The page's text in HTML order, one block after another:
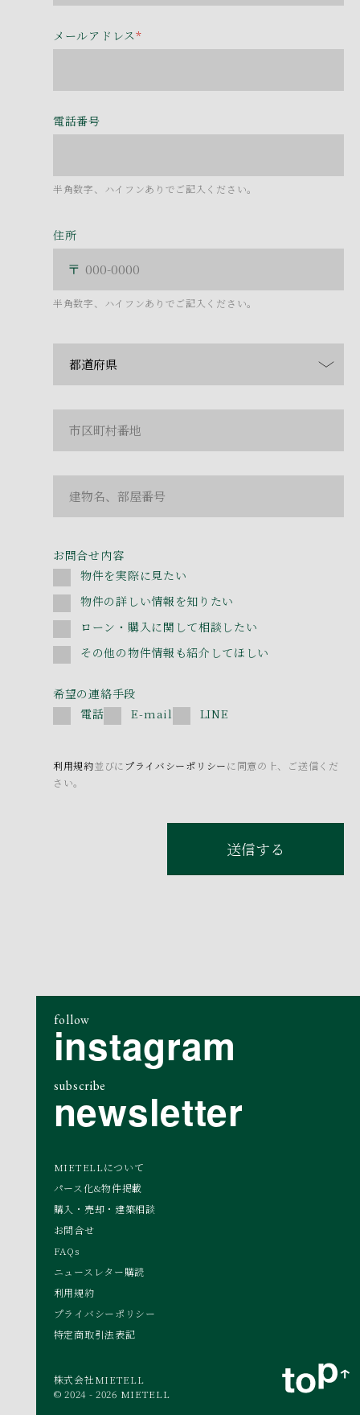
メールアドレス*
電話番号
半角数字、ハイフンありでご記入ください。
住所
半角数字、ハイフンありでご記入ください。
お問合せ内容
物件を実際に見たい
物件の詳しい情報を知りたい
ローン・購入に関して相談したい
その他の物件情報も紹介してほしい
希望の連絡手段
電話
E-mail LINE
利用規約並びに プライバシーポリシーに同意の上、ご送信くだ
さい。
送信する
follow
instagram
subscribe
newsletter
MIETELLについて
パース化&物件掲載
購入・売却・建築相談
お問合せ
FAQs
ニュースレター購読
利用規約
プライバシーポリシー
特定商取引法表記
株式会社MIETELL
© 2024 - 2026 MIETELL